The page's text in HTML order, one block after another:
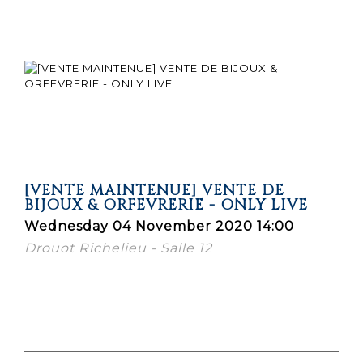
[VENTE MAINTENUE] VENTE DE
BIJOUX & ORFEVRERIE - ONLY LIVE
Wednesday 04 November 2020 14:00
Drouot Richelieu - Salle 12